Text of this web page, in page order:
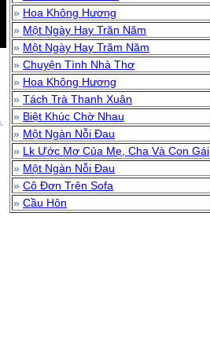
» Hoa Không Hương
» Một Ngày Hay Trăn Năm
» Một Ngày Hay Trăm Năm
» Chuyện Tình Nhà Thơ
» Hoa Không Hương
» Tách Trà Thanh Xuân
» Biệt Khúc Chờ Nhau
» Một Ngàn Nỗi Đau
» Lk Ước Mơ Của Mẹ, Cha Và Con Gái
» Một Ngàn Nỗi Đau
» Cô Đơn Trên Sofa
» Cầu Hôn